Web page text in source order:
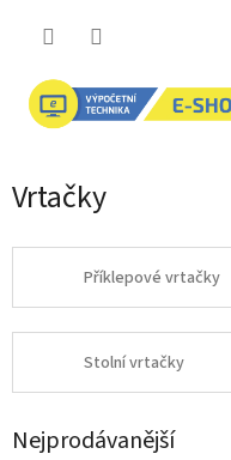
Vrtačky
Příklepové vrtačky
Stolní vrtačky
Nejprodávanější